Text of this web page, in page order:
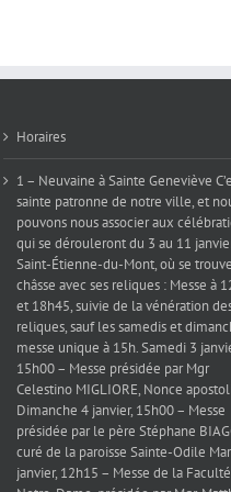
Horaires
1 – Neuvaine à Sainte Geneviève
sainte patronne de notre ville, et
pouvons nous associer aux
qui se dérouleront du 3 au 11
Saint-Étienne-du-Mont, où se
châsse avec ses reliques : Messe à
et 18h45, suivie de la vénération
reliques, sauf les samedis et
messe unique à 15h. Samedi 3
15h00 – Messe présidée par Mgr
Celestino MIGLIORE, Nonce
Dimanche 4 janvier, 15h00 – Messe
présidée par le père Stéphane
curé de la paroisse Sainte-Odile
janvier, 12h15 – Messe de la Faculté